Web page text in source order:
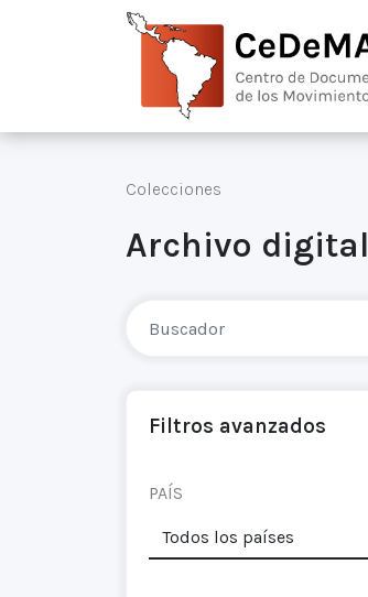
Colecciones
Archivo digital
Filtros avanzados
PAÍS